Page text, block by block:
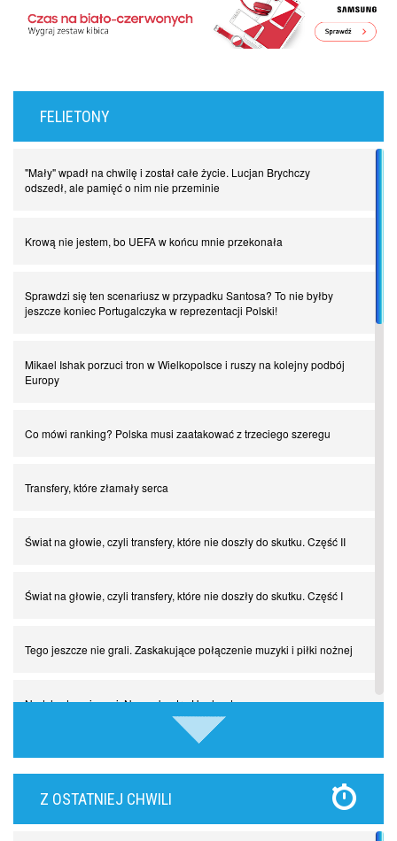
FELIETONY
"Mały" wpadł na chwilę i został całe życie. Lucjan Brychczy
odszedł, ale pamięć o nim nie przeminie
Krową nie jestem, bo UEFA w końcu mnie przekonała
Sprawdzi się ten scenariusz w przypadku Santosa? To nie byłby
jeszcze koniec Portugalczyka w reprezentacji Polski!
Mikael Ishak porzuci tron w Wielkopolsce i ruszy na kolejny podbój
Europy
Co mówi ranking? Polska musi zaatakować z trzeciego szeregu
Transfery, które złamały serca
Świat na głowie, czyli transfery, które nie doszły do skutku. Część II
Świat na głowie, czyli transfery, które nie doszły do skutku. Część I
Tego jeszcze nie grali. Zaskakujące połączenie muzyki i piłki nożnej
Nadchodzą giganci. Nunez kontra Haaland
Lewandowski kontra Bayern. Czy wilk będzie syty, a owca cała?
Z OSTATNIEJ CHWILI